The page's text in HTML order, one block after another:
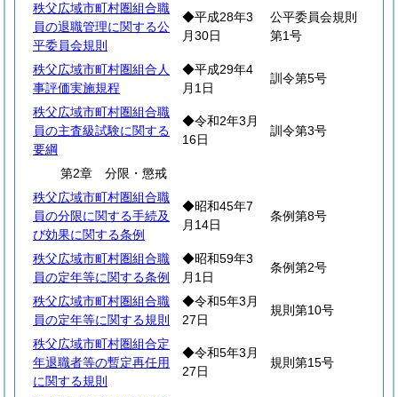
秩父広域市町村圏組合職
員の退職管理に関する公
平委員会規則
◆平成28年3
月30日
公平委員会規則
第1号
秩父広域市町村圏組合人
事評価実施規程
◆平成29年4
月1日
訓令第5号
秩父広域市町村圏組合職
員の主査級試験に関する
要綱
◆令和2年3月
16日
訓令第3号
第2章 分限・懲戒
秩父広域市町村圏組合職
員の分限に関する手続及
び効果に関する条例
◆昭和45年7
月14日
条例第8号
秩父広域市町村圏組合職
員の定年等に関する条例
◆昭和59年3
月1日
条例第2号
秩父広域市町村圏組合職
員の定年等に関する規則
◆令和5年3月
27日
規則第10号
秩父広域市町村圏組合定
年退職者等の暫定再任用
に関する規則
◆令和5年3月
27日
規則第15号